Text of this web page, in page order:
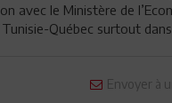
avec le Ministère de
Québec surtout
Envoyer à